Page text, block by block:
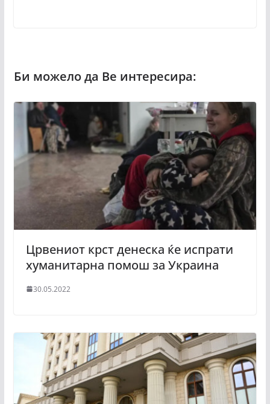
Црвениот крст денеска ќе испрати
хуманитарна помош за Украина
30.05.2022